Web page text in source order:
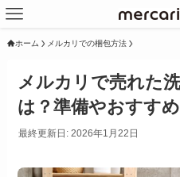
ホーム メルカリでの梱包方法
メルカリで売れた
は？準備やおすす
最終更新日: 2026年1月22日